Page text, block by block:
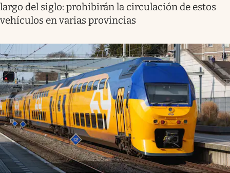
largo del siglo: prohibirán la circulación de estos
vehículos en varias provincias